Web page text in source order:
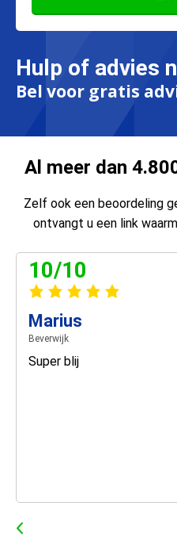
Hulp of advies
Bel voor gratis
Al meer dan
Zelf ook een beoordeling
ontvangt u een link
10/10
Marius
Beverwijk
Super blij